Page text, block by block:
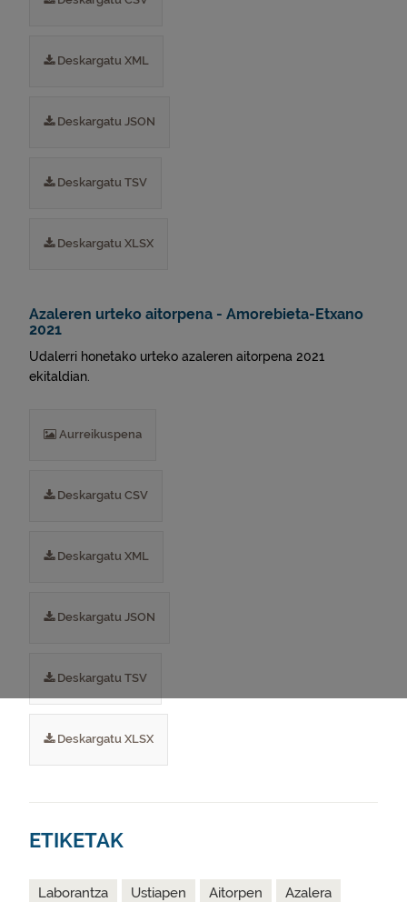
Deskargatu XML
Deskargatu JSON
Deskargatu TSV
Deskargatu XLSX
Azaleren urteko aitorpena - Amorebieta-Etxano
2021
Udalerri honetako urteko azaleren aitorpena 2021
ekitaldian.
Aurreikuspena
Deskargatu CSV
Deskargatu XML
Deskargatu JSON
Deskargatu TSV
Deskargatu XLSX
ETIKETAK
Laborantza Ustiapen Aitorpen
Azalera